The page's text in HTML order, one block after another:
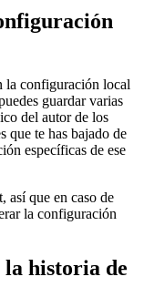
la configuración local
guardar varias
del autor de los
que te has bajado de
específicas de ese
así que en caso de
la configuración
historia de